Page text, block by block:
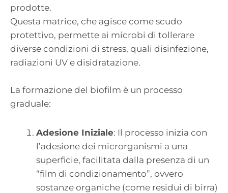
prodotte.
Questa matrice, che agisce come scudo
protettivo, permette ai microbi di tollerare
diverse condizioni di stress, quali disinfezione,
radiazioni UV e disidratazione.
La formazione del biofilm è un processo
graduale:
Adesione Iniziale: Il processo inizia con
l’adesione dei microrganismi a una
superficie, facilitata dalla presenza di un
“film di condizionamento”, ovvero
sostanze organiche (come residui di birra)